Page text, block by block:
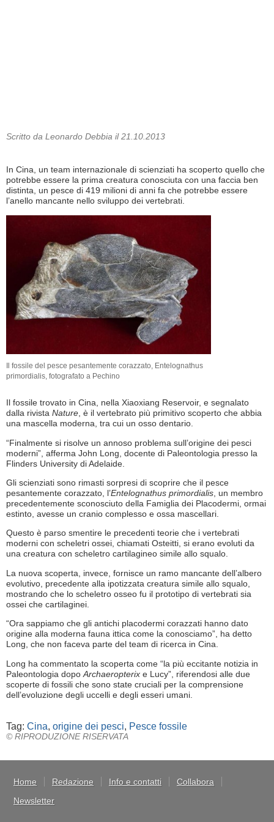
Scritto da Leonardo Debbia il 21.10.2013
In Cina, un team internazionale di scienziati ha scoperto quello che
potrebbe essere la prima creatura conosciuta con una faccia ben
distinta, un pesce di 419 milioni di anni fa che potrebbe essere
l’anello mancante nello sviluppo dei vertebrati.
Il fossile del pesce pesantemente corazzato, Entelognathus
primordialis, fotografato a Pechino
Il fossile trovato in Cina, nella Xiaoxiang Reservoir, e segnalato
dalla rivista Nature, è il vertebrato più primitivo scoperto che abbia
una mascella moderna, tra cui un osso dentario.
“Finalmente si risolve un annoso problema sull’origine dei pesci
moderni”, afferma John Long, docente di Paleontologia presso la
Flinders University di Adelaide.
Gli scienziati sono rimasti sorpresi di scoprire che il pesce
pesantemente corazzato, l’Entelognathus primordialis , un membro
precedentemente sconosciuto della Famiglia dei Placodermi, ormai
estinto, avesse un cranio complesso e ossa mascellari.
Questo è parso smentire le precedenti teorie che i vertebrati
moderni con scheletri ossei, chiamati Osteitti, si erano evoluti da
una creatura con scheletro cartilagineo simile allo squalo.
La nuova scoperta, invece, fornisce un ramo mancante dell’albero
evolutivo, precedente alla ipotizzata creatura simile allo squalo,
mostrando che lo scheletro osseo fu il prototipo di vertebrati sia
ossei che cartilaginei.
“Ora sappiamo che gli antichi placodermi corazzati hanno dato
origine alla moderna fauna ittica come la conosciamo”, ha detto
Long, che non faceva parte del team di ricerca in Cina.
Long ha commentato la scoperta come “la più eccitante notizia in
Paleontologia dopo Archaeropterix e Lucy”, riferendosi alle due
scoperte di fossili che sono state cruciali per la comprensione
dell’evoluzione degli uccelli e degli esseri umani.
Tag: Cina, origine dei pesci, Pesce fossile
© RIPRODUZIONE RISERVATA
Home Redazione Info e contatti
Collabora
Newsletter